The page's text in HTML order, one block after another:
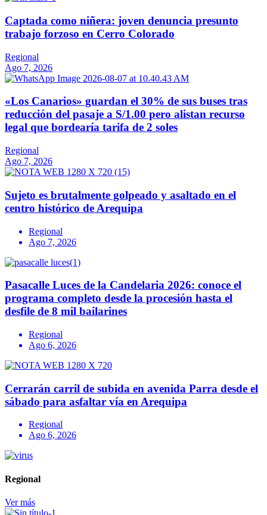
Captada como niñera: joven denuncia presunto
trabajo forzoso en Cerro Colorado
Regional
Ago 7, 2026
«Los Canarios» guardan el 30% de sus buses tras
reducción del pasaje a S/1.00 pero alistan recurso
legal que bordearía tarifa de 2 soles
Regional
Ago 7, 2026
Sujeto es brutalmente golpeado y asaltado en el
centro histórico de Arequipa
Regional
Ago 7, 2026
Pasacalle Luces de la Candelaria 2026: conoce el
programa completo desde la procesión hasta el
desfile de 8 mil bailarines
Regional
Ago 6, 2026
Cerrarán carril de subida en avenida Parra desde el
sábado para asfaltar vía en Arequipa
Regional
Ago 6, 2026
Regional
Ver más